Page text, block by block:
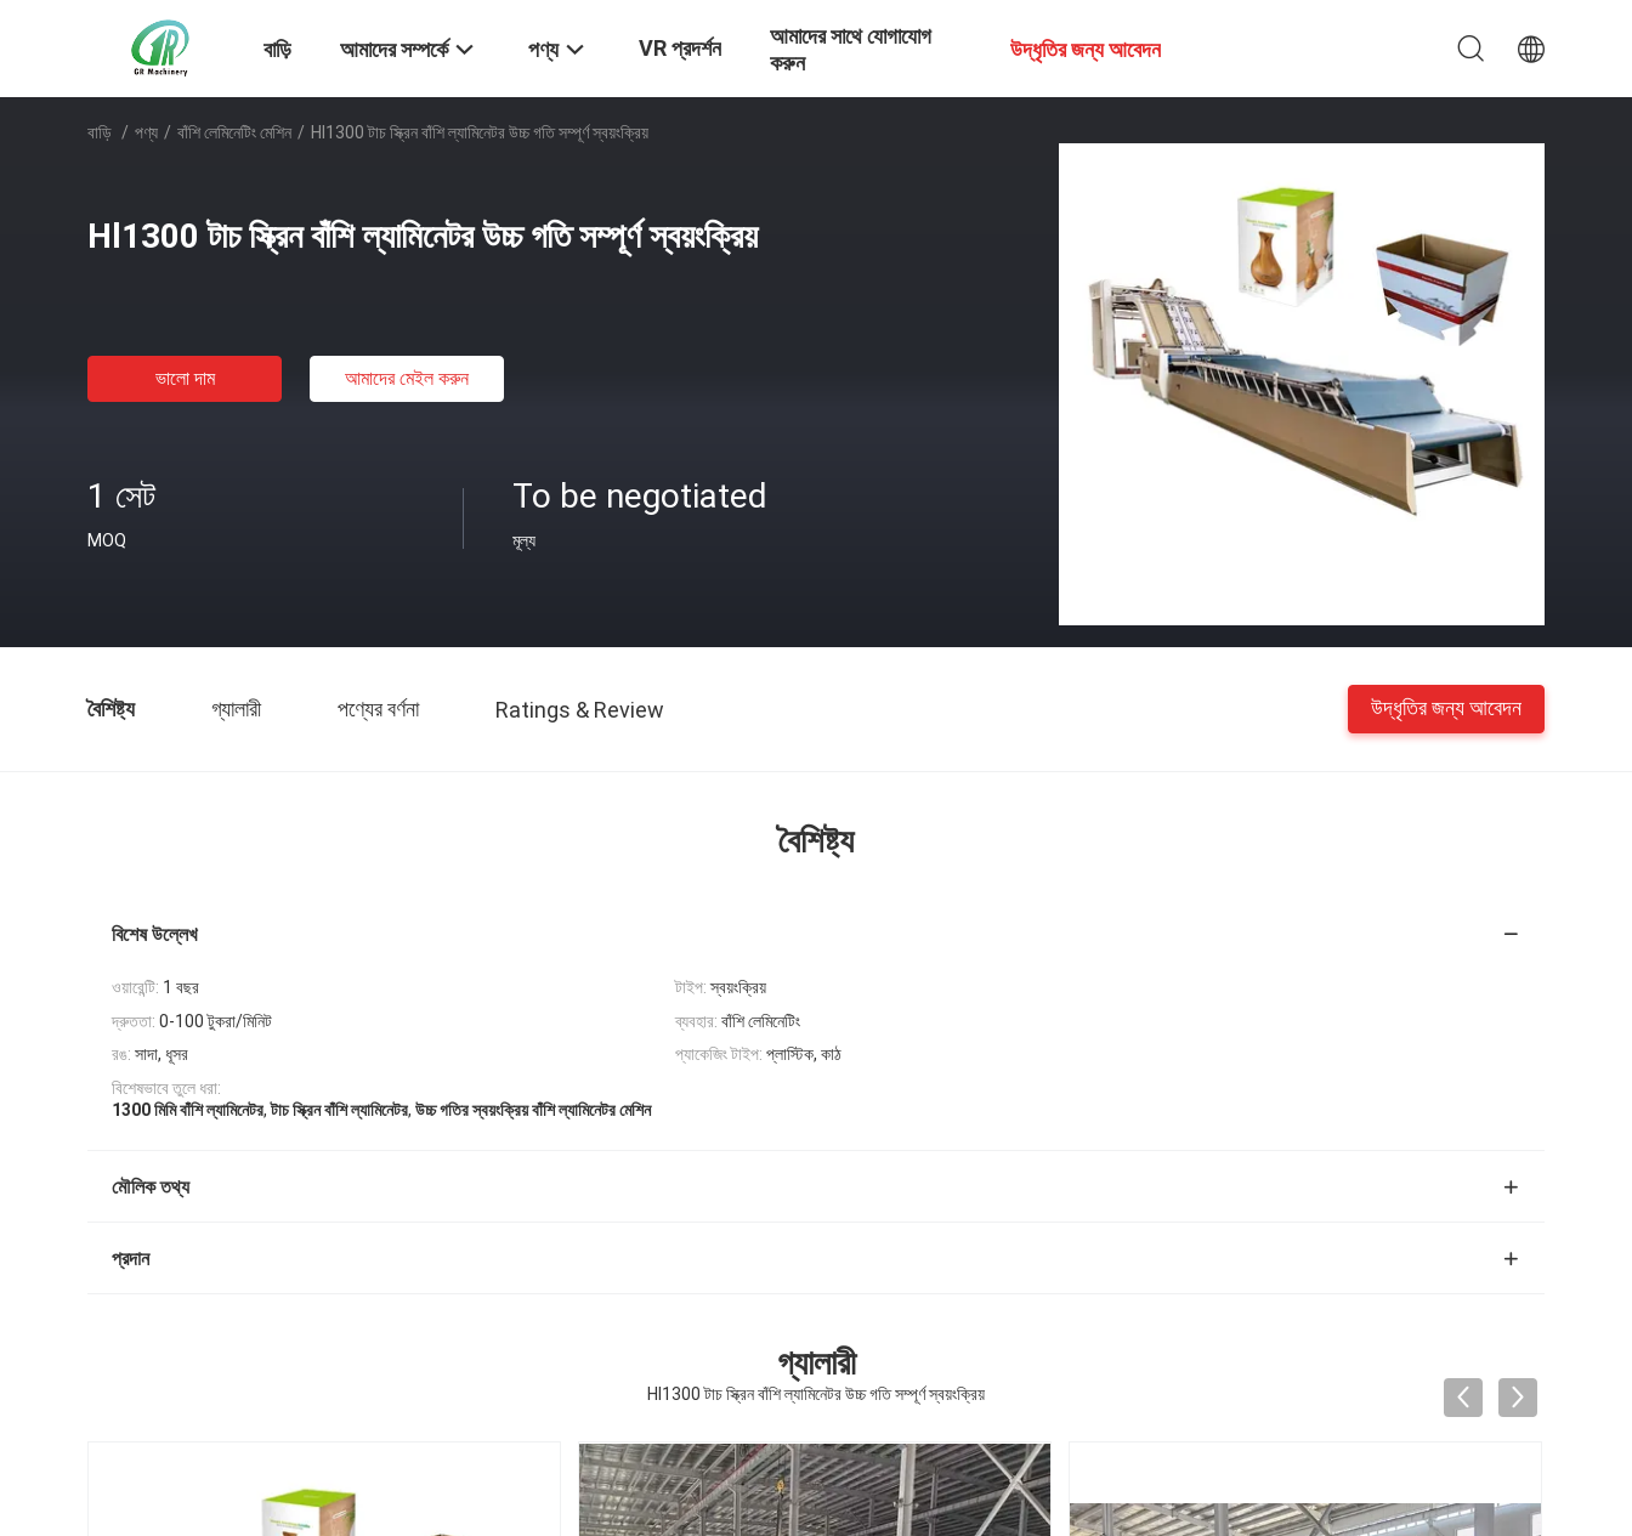
বাড়ি আমাদের সম্পর্কে পণ্য VR প্রদর্শন
আমাদের সাথে যোগাযোগ
করুন
উদ্ধৃতির জন্য আবেদন
বাড়ি / পণ্য / বাঁশি লেমিনেটিং মেশিন / Hl1300 টাচ স্ক্রিন বাঁশি ল্যামিনেটর উচ্চ গতি সম্পূর্ণ স্বয়ংক্রিয়
Hl1300 টাচ স্ক্রিন বাঁশি ল্যামিনেটর উচ্চ গতি সম্পূর্ণ স্বয়ংক্রিয়
ভালো দাম আমাদের মেইল ​​করুন
1 সেট
MOQ
To be negotiated
মূল্য
বৈশিষ্ট্য গ্যালারী পণ্যের বর্ণনা Ratings & Review উদ্ধৃতির জন্য আবেদন
বৈশিষ্ট্য
বিশেষ উল্লেখ
ওয়ারেন্টি: 1 বছর টাইপ: স্বয়ংক্রিয়
দ্রুততা: 0-100 টুকরা/মিনিট ব্যবহার: বাঁশি লেমিনেটিং
রঙ: সাদা, ধূসর প্যাকেজিং টাইপ: প্লাস্টিক, কাঠ
বিশেষভাবে তুলে ধরা:
1300 মিমি বাঁশি ল্যামিনেটর,টাচ স্ক্রিন বাঁশি ল্যামিনেটর, উচ্চ গতির স্বয়ংক্রিয় বাঁশি ল্যামিনেটর মেশিন
মৌলিক তথ্য
প্রদান
গ্যালারী
Hl1300 টাচ স্ক্রিন বাঁশি ল্যামিনেটর উচ্চ গতি সম্পূর্ণ স্বয়ংক্রিয়